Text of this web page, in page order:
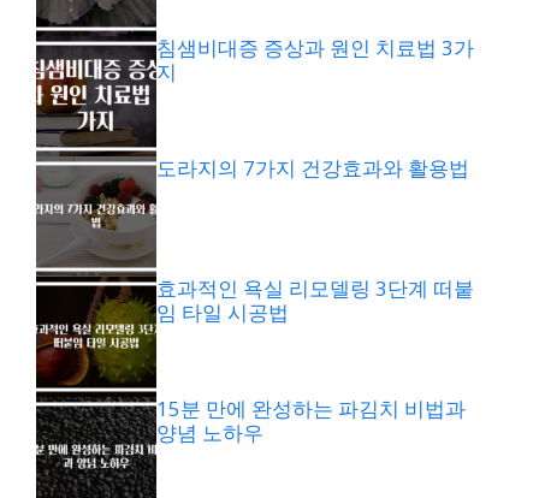
침샘비대증 증상과 원인 치료법 3가
지
도라지의 7가지 건강효과와 활용법
효과적인 욕실 리모델링 3단계 떠붙
임 타일 시공법
15분 만에 완성하는 파김치 비법과
양념 노하우